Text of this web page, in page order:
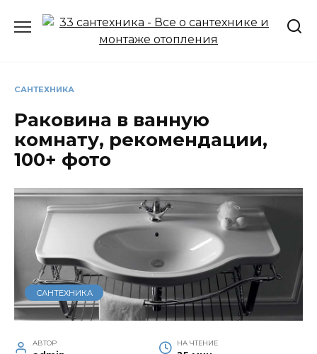
САНТЕХНИКА
Раковина в ванную
комнату, рекомендации,
100+ фото
САНТЕХНИКА
АВТОР НА ЧТЕНИЕ